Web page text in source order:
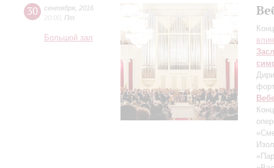
30 сентября 2016
20:00 Пт
Большой зал